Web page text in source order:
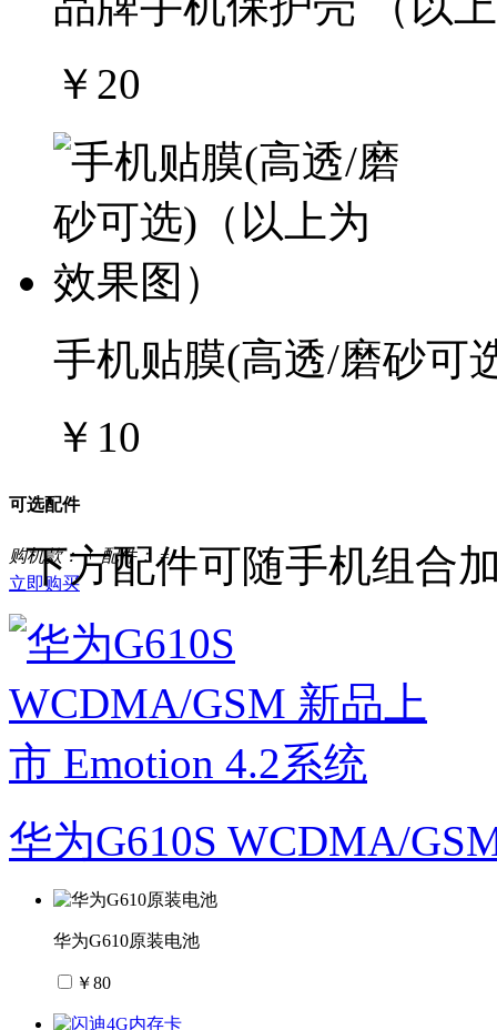
￥20
手机贴膜(高透/磨砂可
￥10
可选配件
购机款：+ 配件： =
立即购买
下方配件可随手机组合
华为G610S WCDMA/
华为G610原装电池
￥80